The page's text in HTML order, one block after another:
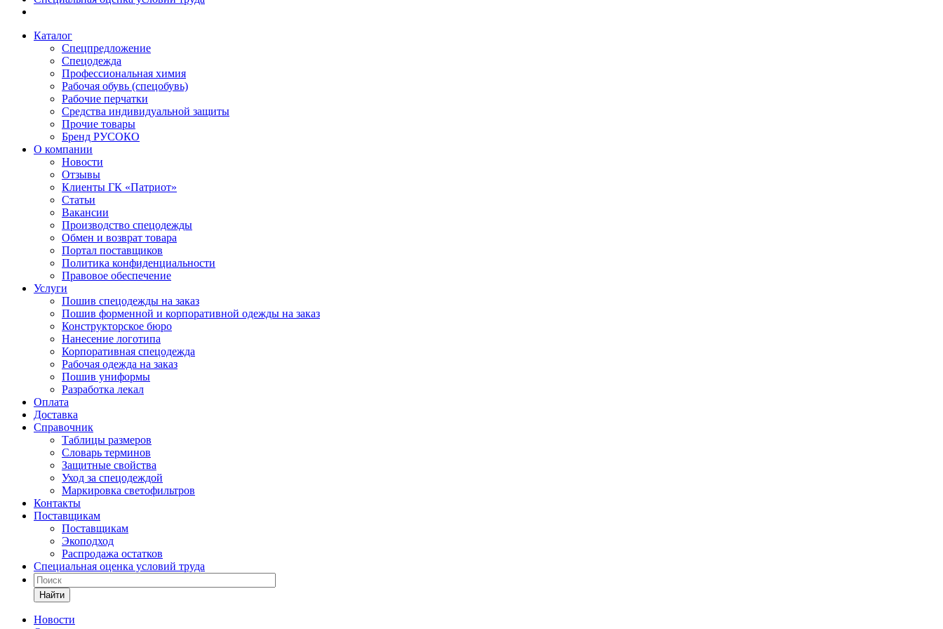
Каталог
Спецпредложение
Спецодежда
Профессиональная химия
Рабочая обувь (спецобувь)
Рабочие перчатки
Средства индивидуальной защиты
Прочие товары
Бренд РУСОКО
О компании
Новости
Отзывы
Клиенты ГК «Патриот»
Статьи
Вакансии
Производство спецодежды
Обмен и возврат товара
Портал поставщиков
Политика конфиденциальности
Правовое обеспечение
Услуги
Пошив спецодежды на заказ
Пошив форменной и корпоративной одежды на заказ
Конструкторское бюро
Нанесение логотипа
Корпоративная спецодежда
Рабочая одежда на заказ
Пошив униформы
Разработка лекал
Оплата
Доставка
Справочник
Таблицы размеров
Словарь терминов
Защитные свойства
Уход за спецодеждой
Маркировка светофильтров
Контакты
Поставщикам
Поставщикам
Экоподход
Распродажа остатков
Специальная оценка условий труда
Найти
Новости